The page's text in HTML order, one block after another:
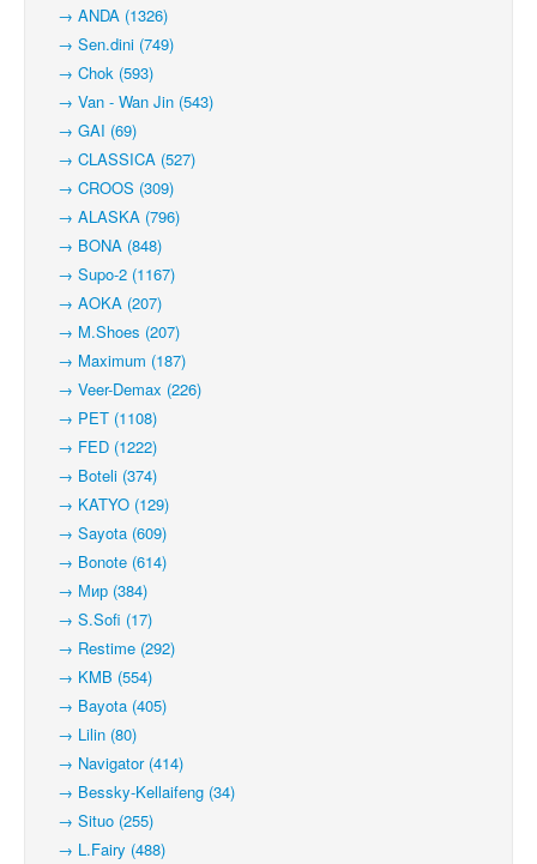
→ ANDA (1326)
→ Sen.dini (749)
→ Chok (593)
→ Van - Wan Jin (543)
→ GAI (69)
→ CLASSICA (527)
→ CROOS (309)
→ ALASKA (796)
→ BONA (848)
→ Supo-2 (1167)
→ AOKA (207)
→ M.Shoes (207)
→ Maximum (187)
→ Veer-Demax (226)
→ PET (1108)
→ FED (1222)
→ Boteli (374)
→ KATYO (129)
→ Sayota (609)
→ Bonote (614)
→ Мир (384)
→ S.Sofi (17)
→ Restime (292)
→ KMB (554)
→ Bayota (405)
→ Lilin (80)
→ Navigator (414)
→ Bessky-Kellaifeng (34)
→ Situo (255)
→ L.Fairy (488)